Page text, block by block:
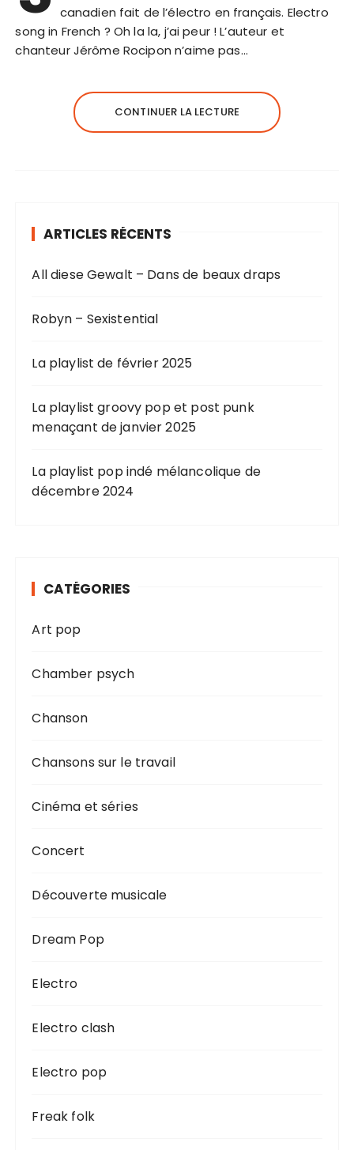
canadien fait de l’électro en français. Electro
song in French ? Oh la la, j’ai peur ! L’auteur et
chanteur Jérôme Rocipon n’aime pas…
CONTINUER LA LECTURE
ARTICLES RÉCENTS
All diese Gewalt – Dans de beaux draps
Robyn – Sexistential
La playlist de février 2025
La playlist groovy pop et post punk
menaçant de janvier 2025
La playlist pop indé mélancolique de
décembre 2024
CATÉGORIES
Art pop
Chamber psych
Chanson
Chansons sur le travail
Cinéma et séries
Concert
Découverte musicale
Dream Pop
Electro
Electro clash
Electro pop
Freak folk